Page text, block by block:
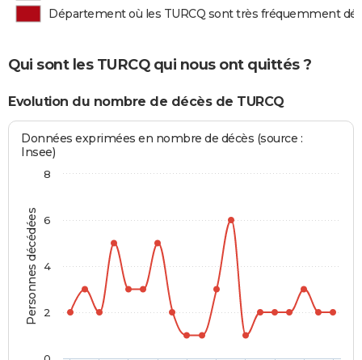
Département où les TURCQ sont très fréquemment
Qui sont les TURCQ qui nous ont quittés ?
Evolution du nombre de décès de TURCQ
Personnes décédées
Données exprimées en nombre de décès (source :
Insee)
2
4
6
8